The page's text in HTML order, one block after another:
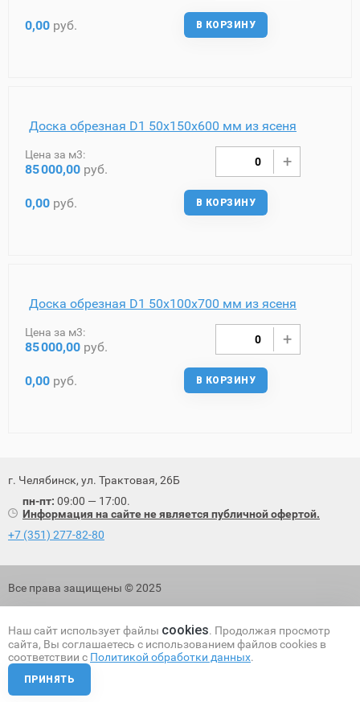
0,00 руб. В КОРЗИНУ
Доска обрезная D1 50х150х600 мм из ясеня
Цена за м3:
85000,00 руб.
0,00 руб. В КОРЗИНУ
Доска обрезная D1 50х100х700 мм из ясеня
Цена за м3:
85000,00 руб.
0,00 руб. В КОРЗИНУ
г. Челябинск, ул. Трактовая, 26Б
пн-пт: 09:00 — 17:00.
Информация на сайте не является публичной офертой.
+7 (351) 277-82-80
Все права защищены © 2025
Наш сайт использует файлы cookies. Продолжая просмотр
сайта, Вы соглашаетесь с использованием файлов cookies в
соответствии с Политикой обработки данных.
ПРИНЯТЬ